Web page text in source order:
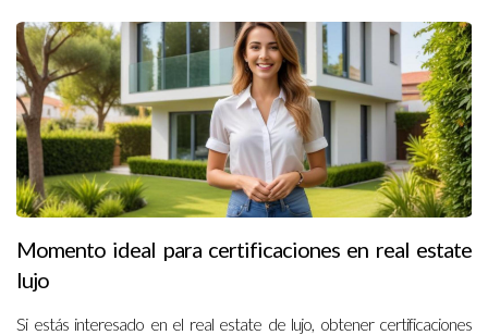
Momento ideal para certificaciones en real estate
lujo
Si estás interesado en el real estate de lujo, obtener certificaciones